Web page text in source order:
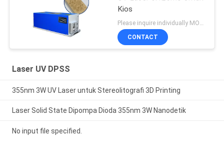
Kios
CONTACT
Laser UV DPSS
355nm 3W UV Laser untuk Stereolitografi 3D Printing
Laser Solid State Dipompa Dioda 355nm 3W Nanodetik
No input file specified.